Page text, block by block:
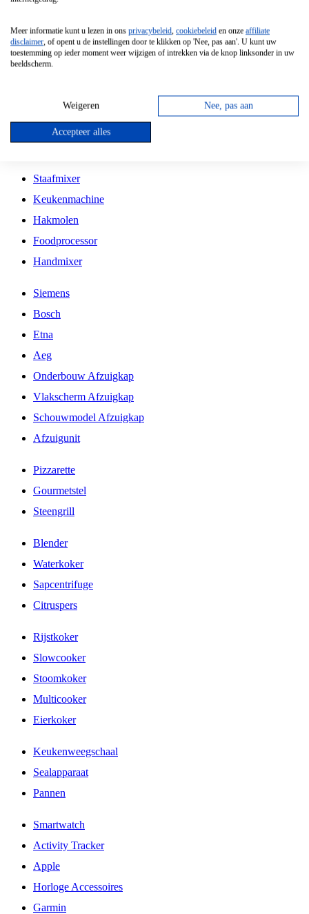
Vrijstaande Magnetron
Vrijstaande Kookplaat
Inbouw Gaskookplaat
Inbouw Keramische Kookplaat
Kookplaat Accessoires
Staafmixer
Keukenmachine
Hakmolen
Foodprocessor
Handmixer
Siemens
Bosch
Etna
Aeg
Onderbouw Afzuigkap
Vlakscherm Afzuigkap
Schouwmodel Afzuigkap
Afzuigunit
Pizzarette
Gourmetstel
Steengrill
Blender
Waterkoker
Sapcentrifuge
Citruspers
Rijstkoker
Slowcooker
Stoomkoker
Multicooker
Eierkoker
Keukenweegschaal
Sealapparaat
Pannen
Smartwatch
Activity Tracker
Apple
Horloge Accessoires
Garmin
Meer informatie kunt u lezen in ons privacybeleid, cookiebeleid en onze affiliate
disclaimer, of opent u de instellingen door te klikken op 'Nee, pas aan'. U kunt uw
toestemming op ieder moment weer wijzigen of intrekken via de knop linksonder in uw
beeldscherm.
Weigeren Nee, pas aan
Accepteer alles